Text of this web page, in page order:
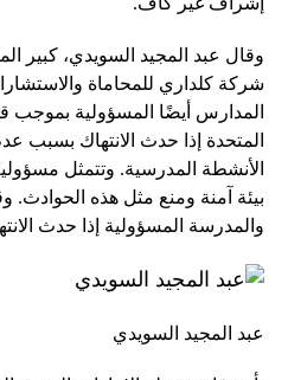
وقال عبد المجيد السويدي، كبير
شركة كلداري للمحاماة
المدارس أيضًا المسؤولية بموجب
المتحدة إذا حدث الانتهاك بسبب
الأنشطة المدرسية. وتتمثل
بيئة آمنة ومنع مثل هذه الحوادث.
والمدرسة المسؤولية إذا حدث
عبد المجيد السويدي